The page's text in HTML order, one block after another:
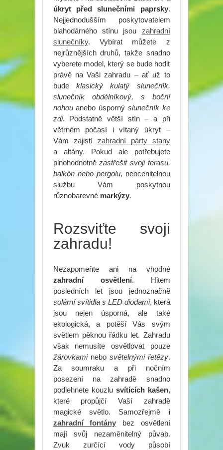
úkryt před slunečními paprsky.
Nejjednodušším poskytovatelem
blahodárného stínu jsou zahradní
slunečníky. Vybírat můžete z
nejrůznějších druhů, takže snadno
vyberete model, který se bude hodit
právě na Vaši zahradu – ať už to
bude klasický kulatý slunečník,
slunečník obdélníkový, s boční
nohouanebo úsporný slunečník ke
zdi. Podstatně větší stín – a při
větrném počasí i vítaný úkryt –
Vám zajistí zahradní párty stany
a altány. Pokud ale potřebujete
plnohodnotnězastřešit svoji terasu,
balkón nebo pergolu, neocenitelnou
službu Vám poskytnou
různobarevné markýzy.
Rozsviťte svoji
zahradu!
Nezapomeňte ani na vhodné
zahradní osvětlení. Hitem
posledních let jsou jednoznačně
solární svítidla s LED diodami, která
jsou nejen úsporná, ale také
ekologická, a potěší Vás svým
světlem pěknou řádku let. Zahradu
však nemusíte osvětlovat pouze
žárovkaminebo světelnými řetězy.
Za soumraku a při nočním
posezení na zahradě snadno
podlehnete kouzlu svítících kašen,
které propůjčí Vaší zahradě
magické světlo. Samozřejmě i
zahradní fontány bez osvětlení
mají svůj nezaměnitelný půvab.
Zvuk zurčící vody působí